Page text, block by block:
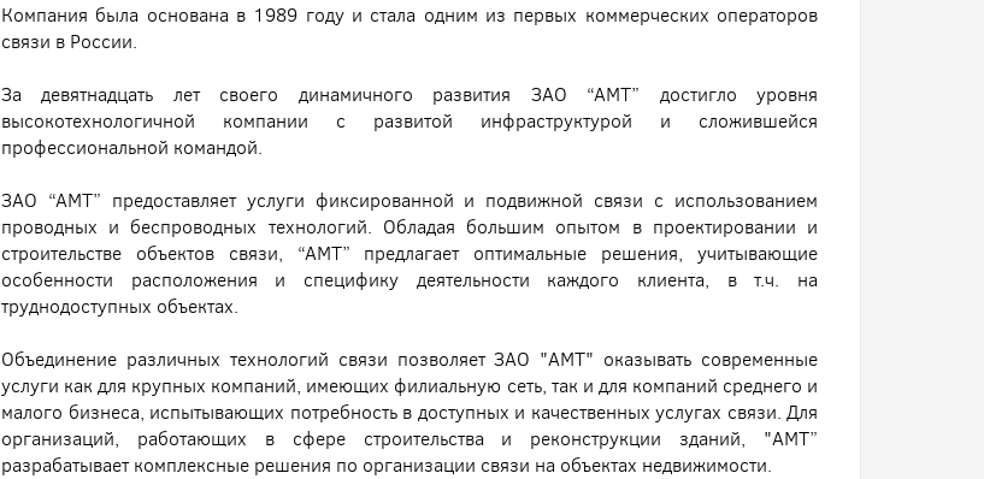
Компания была основана в 1989 году и стала одним из первых коммерческих операторов
связи в России.
За девятнадцать лет своего динамичного развития ЗАО “АМТ” достигло уровня
высокотехнологичной компании с развитой инфраструктурой и сложившейся
профессиональной командой.
ЗАО “АМТ” предоставляет услуги фиксированной и подвижной связи с использованием
проводных и беспроводных технологий. Обладая большим опытом в проектировании и
строительстве объектов связи, “АМТ” предлагает оптимальные решения, учитывающие
особенности расположения и специфику деятельности каждого клиента, в т.ч. на
труднодоступных объектах.
Объединение различных технологий связи позволяет ЗАО "АМТ" оказывать современные
услуги как для крупных компаний, имеющих филиальную сеть, так и для компаний среднего и
малого бизнеса, испытывающих потребность в доступных и качественных услугах связи. Для
организаций, работающих в сфере строительства и реконструкции зданий, "АМТ”
разрабатывает комплексные решения по организации связи на объектах недвижимости.